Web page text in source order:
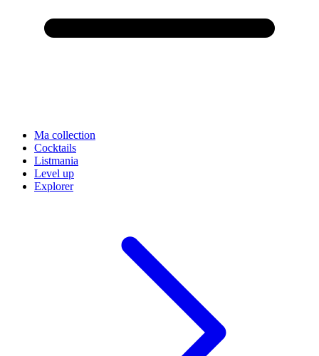
Ma collection
Cocktails
Listmania
Level up
Explorer